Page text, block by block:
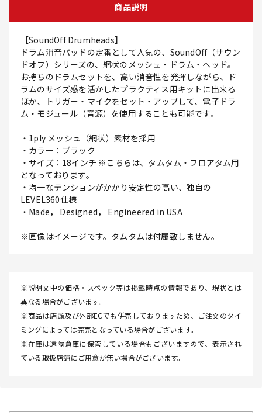
商品説明
【SoundOff Drumheads】
ドラム消音パッドの定番として人気の、SoundOff（サウン
ドオフ）シリーズの、網状のメッシュ・ドラム・ヘッド。
お持ちのドラムセットを、高い消音性を発揮しながら、ド
ラムのサイズ感を活かしたプラクティス用キットに出来る
ほか、トリガー・マイクをセット・アップして、電子ドラ
ム・モジュール（音源）を使用することも可能です。
・1ply メッシュ（網状）素材を採用
・カラー：ブラック
・サイズ：18インチ ※こちらは、タムタム・フロアタム用
となっております。
・均一なテンションがかかり安定性の高い、独自の
LEVEL360仕様
・Made， Designed， Engineered in USA
※画像はイメージです。タムタムは付属致しません。
※説明文中の価格・スペック等は掲載時点の情報であり、現状とは
異なる場合がございます。
※商品は店頭及び外部ECでも併売しておりますため、ご注文のタイ
ミングによっては完売となっている場合がございます。
※在庫は遠隔倉庫に保管している場合もございますので、表示され
ている取扱店舗にご用意が無い場合がございます。